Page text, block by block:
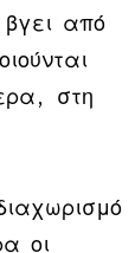
από
στη
οι